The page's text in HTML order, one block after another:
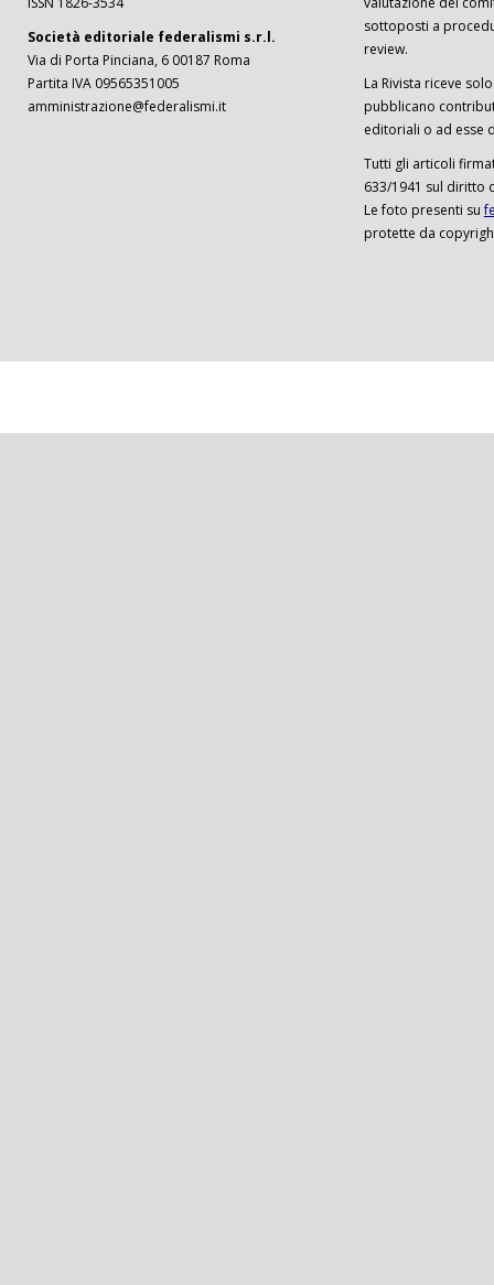
Società editoriale federalismi s.r.l.
Via di Porta Pinciana, 6 00187 Roma
Partita IVA 09565351005
amministrazione@federalismi.it
sottoposti a
review.
La Rivista riceve
pubblicano
editoriali o ad esse
Tutti gli articoli
633/1941 sul diritto
Le foto presenti su
protette da